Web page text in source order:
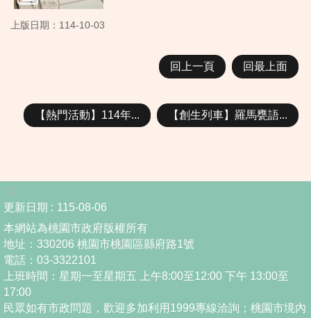
上版日期：114-10-03
回上一頁 回最上面
【熱門活動】114年... 【創生列車】羅馬甕語...
:::
更新日期
115-08-06
本網站為桃園市政府版權所有
地址：330206 桃園市桃園區縣府路1號
電話：03-3322101
上班時間：星期一至星期五 上午8:00至12:00 下午 13:00至
17:00
民眾如有市政問題，歡迎多加利用1999專線洽詢；桃園市境內